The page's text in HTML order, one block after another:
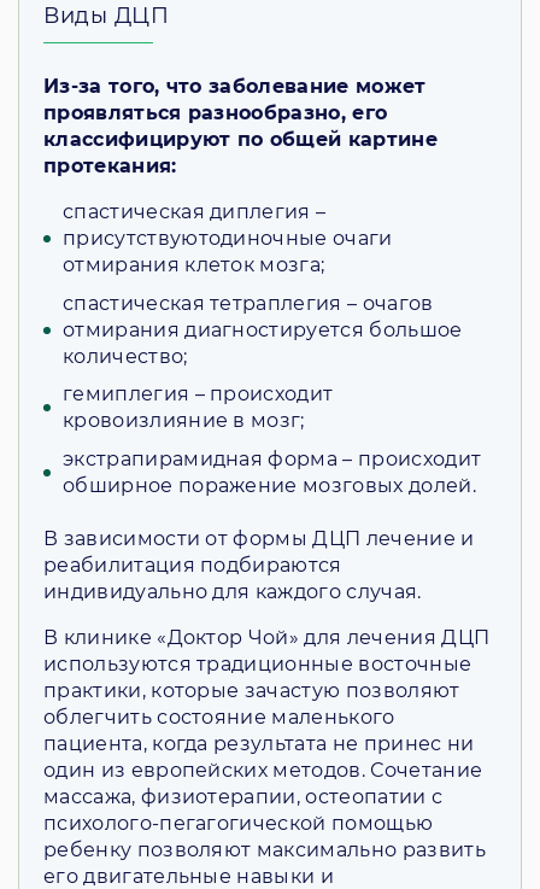
Виды ДЦП
Из-за того, что заболевание может
проявляться разнообразно, его
классифицируют по общей картине
протекания:
спастическая диплегия –
присутствуютодиночные очаги
отмирания клеток мозга;
спастическая тетраплегия – очагов
отмирания диагностируется большое
количество;
гемиплегия – происходит
кровоизлияние в мозг;
экстрапирамидная форма – происходит
обширное поражение мозговых долей.
В зависимости от формы ДЦП лечение и
реабилитация подбираются
индивидуально для каждого случая.
В клинике «Доктор Чой» для лечения ДЦП
используются традиционные восточные
практики, которые зачастую позволяют
облегчить состояние маленького
пациента, когда результата не принес ни
один из европейских методов. Сочетание
массажа, физиотерапии, остеопатии с
психолого-пегагогической помощью
ребенку позволяют максимально развить
его двигательные навыки и